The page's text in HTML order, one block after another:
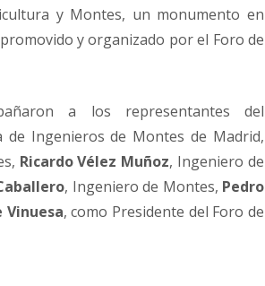
y Montes, un monumento en
y organizado por el Foro de
a los representantes del
de Ingenieros de Montes de Madrid,
Ricardo Vélez Muñoz, Ingeniero de
, Ingeniero de Montes, Pedro
Vinuesa, como Presidente del Foro de